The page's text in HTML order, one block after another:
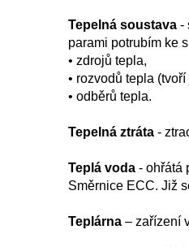
Tepelná soustava-
parami potrubím ke
• zdrojů tepla,
• rozvodů tepla
• odběrů tepla.
Tepelná ztráta-
Teplá voda- ohřátá
Směrnice ECC. Již
Teplárna– zařízení